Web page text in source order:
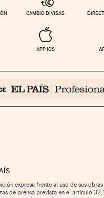
CAMBIO DIVISAS
APP IOS
expresa frente al uso de sus
de prensa prevista en el artículo